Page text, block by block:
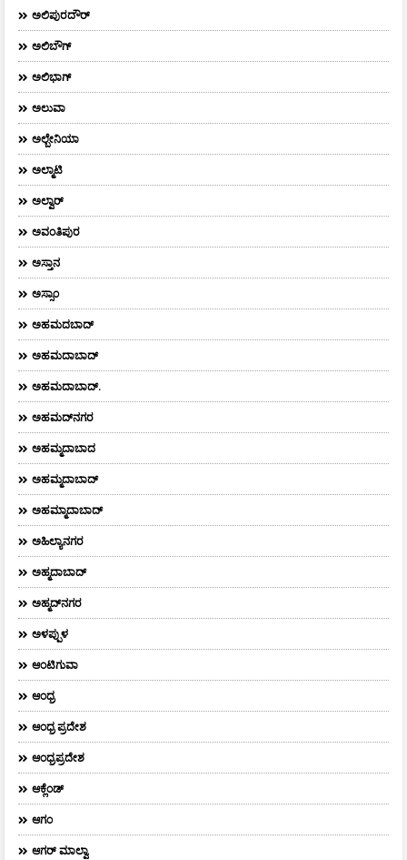
ಅಲಿಪುರದೌರ್‌
ಅಲಿಬೌಗ್
ಅಲಿಭಾಗ್
ಅಲುವಾ
ಅಲ್ಬೇನಿಯಾ
ಅಲ್ಮಾಟಿ
ಅಲ್ವಾರ್
ಅವಂತಿಪುರ
ಅಸ್ತಾನ
ಅಸ್ಸಾಂ
ಅಹಮದಬಾದ್
ಅಹಮದಾಬಾದ್
ಅಹಮದಾಬಾದ್‌.
ಅಹಮದ್‌ನಗರ
ಅಹಮ್ಮದಾಬಾದ
ಅಹಮ್ಮದಾಬಾದ್
ಅಹಮ್ಮಾದಾಬಾದ್
ಅಹಿಲ್ಯಾನಗರ
ಅಹ್ಮದಾಬಾದ್
ಅಹ್ಮದ್‌ನಗರ
ಅಳಪ್ಪುಳ
ಆಂಟಿಗುವಾ
ಆಂಧ್ರ
ಆಂಧ್ರ ಪ್ರದೇಶ
ಆಂಧ್ರಪ್ರದೇಶ
ಆಕ್ಲೆಂಡ್
ಆಗಂ
ಆಗರ್‌ ಮಾಲ್ವಾ